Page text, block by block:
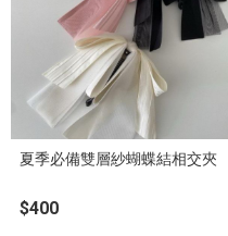
夏季必備雙層紗蝴蝶結相交夾
$400